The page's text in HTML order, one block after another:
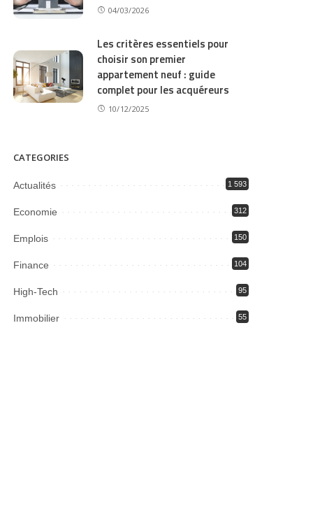
04/03/2026
Les critères essentiels pour
choisir son premier
appartement neuf : guide
complet pour les acquéreurs
10/12/2025
CATEGORIES
Actualités 1 593
Economie 312
Emplois 150
Finance 104
High-Tech 95
Immobilier 55